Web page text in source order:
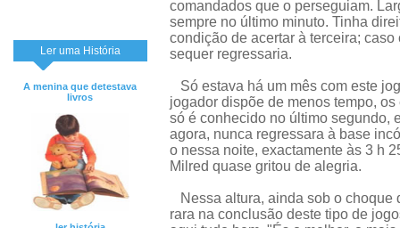
Ler uma História
A menina que detestava
livros
comandados que o perseguiam.
sempre no último minuto. Tinha
condição de acertar à terceira;
sequer regressaria.
Só estava há um mês com este
jogador dispõe de menos tempo,
só é conhecido no último segundo,
agora, nunca regressara à base
o nessa noite, exactamente às 3 h
Milred quase gritou de alegria.
Nessa altura, ainda sob o choque
rara na conclusão deste tipo de